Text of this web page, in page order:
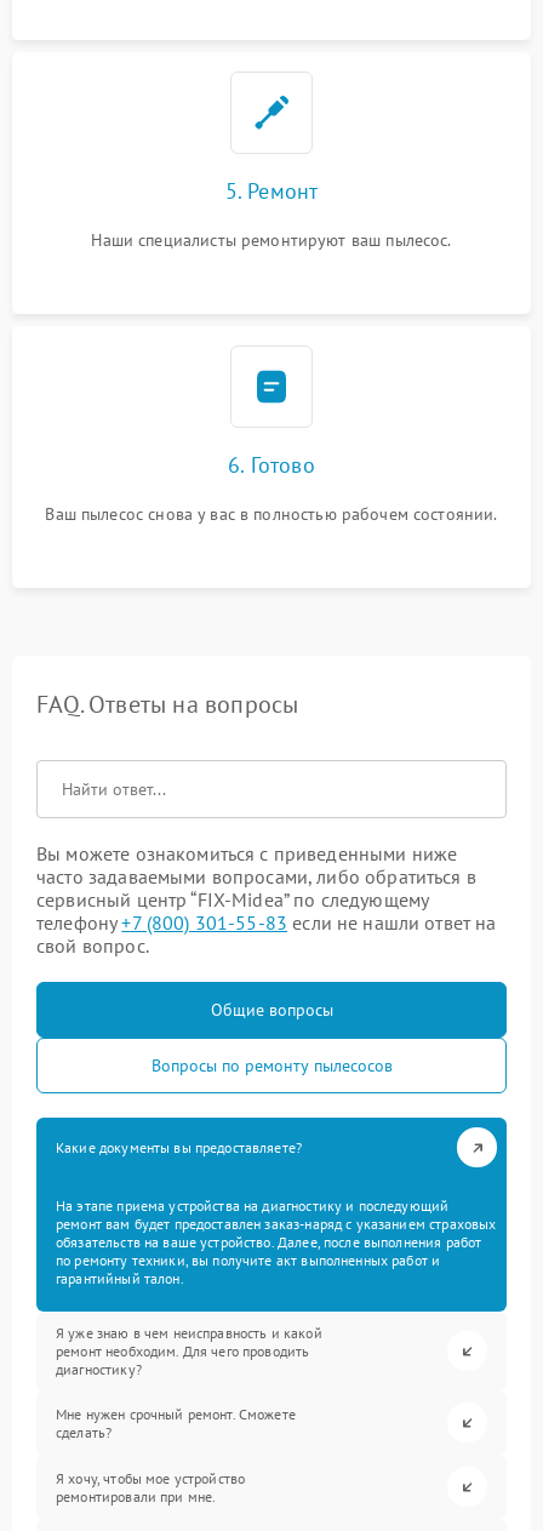
5. Ремонт
Наши специалисты ремонтируют ваш пылесос.
6. Готово
Ваш пылесос снова у вас в полностью рабочем состоянии.
FAQ. Ответы на вопросы
Вы можете ознакомиться с приведенными ниже
часто задаваемыми вопросами, либо обратиться в
сервисный центр “FIX-Midea” по следующему
телефону+7 (800) 301-55-83 если не нашли ответ на
свой вопрос.
Общие вопросы
Вопросы по ремонту пылесосов
Какие документы вы предоставляете?
На этапе приема устройства на диагностику и последующий
ремонт вам будет предоставлен заказ-наряд с указанием страховых
обязательств на ваше устройство. Далее, после выполнения работ
по ремонту техники, вы получите акт выполненных работ и
гарантийный талон.
Я уже знаю в чем неисправность и какой
ремонт необходим. Для чего проводить
диагностику?
Мне нужен срочный ремонт. Сможете
сделать?
Я хочу, чтобы мое устройство
ремонтировали при мне.